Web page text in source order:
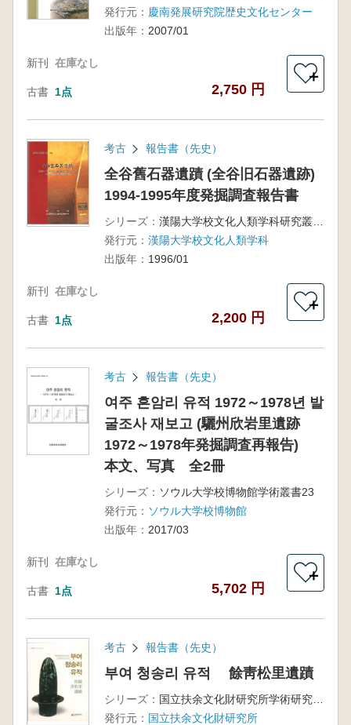
発行元： 慶南発展研究院歴史文化センター
出版年： 2007/01
新刊 在庫なし
古書 1点 2,750 円
＋
考古 報告書（先史）
全谷舊石器遺蹟 (全谷旧石器遺跡)
1994-1995年度発掘調査報告書
シリーズ：
漢陽大学校文化人類学科研究叢書 第6集
発行元： 漢陽大学校文化人類学科
出版年： 1996/01
新刊 在庫なし
古書 1点 2,200 円
＋
考古 報告書（先史）
여주 흔암리 유적 1972～1978년 발
굴조사 재보고 (驪州欣岩里遺跡
1972～1978年発掘調査再報告)
本文、写真 全2冊
シリーズ： ソウル大学校博物館学術叢書23
発行元： ソウル大学校博物館
出版年： 2017/03
新刊 在庫なし
古書 1点 5,702 円
＋
考古 報告書（先史）
부여 청송리 유적 餘靑松里遺蹟
シリーズ：
国立扶余文化財研究所学術研究叢書第83輯
発行元： 国立扶余文化財研究所